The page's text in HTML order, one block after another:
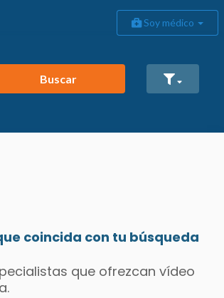
Soy médico
Buscar
coincida con tu búsqueda
que ofrezcan vídeo